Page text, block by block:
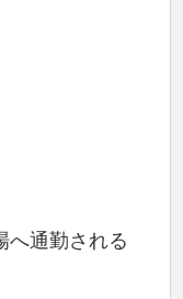
へ通勤される